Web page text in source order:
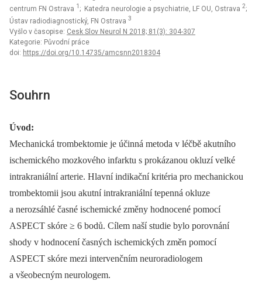
centrum FN Ostrava 1 ; Katedra neurologie a psychiatrie, LF OU, Ostrava 2;
Ústav radiodiagnostický, FN Ostrava 3
Vyšlo v časopise: Cesk Slov Neurol N 2018; 81(3): 304-307
Kategorie: Původní práce
doi: https://doi.org/10.14735/amcsnn2018304
Souhrn
Úvod:
Mechanická trombektomie je účinná metoda v léčbě akutního
ischemického mozkového infarktu s prokázanou okluzí velké
intrakraniální arterie. Hlavní indikační kritéria pro mechanickou
trombektomii jsou akutní intrakraniální tepen­ná okluze
a nerozsáhlé časné ischemické změny hodnocené pomocí
ASPECT skóre ≥ 6 bodů. Cílem naší studie bylo porovnání
shody v hodnocení časných ischemických změn pomocí
ASPECT skóre mezi intervenčním neuroradiologem
a všeobecným neurologem.